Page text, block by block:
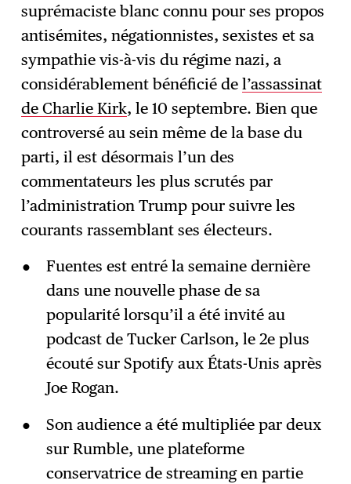
→ S'abonner
suprémaciste blanc connu pour ses propos
antisémites, négationnistes, sexistes et sa
sympathie vis-à-vis du régime nazi, a
considérablement bénéficié del’assassinat
de Charlie Kirk, le 10 septembre. Bien que
controversé au sein même de la base du
parti, il est désormais l’un des
commentateurs les plus scrutés par
l’administration Trump pour suivre les
courants rassemblant ses électeurs.
Fuentes est entré la semaine dernière
dans une nouvelle phase de sa
popularité lorsqu’il a été invité au
podcast de Tucker Carlson, le 2e plus
écouté sur Spotify aux États-Unis après
Joe Rogan.
Son audience a été multipliée par deux
sur Rumble, une plateforme
conservatrice de streaming en partie